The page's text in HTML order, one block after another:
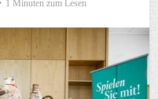
1 Minuten zum Lesen